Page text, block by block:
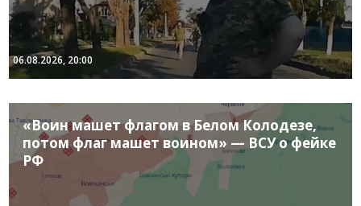
06.08.2026, 20:00
«Воин машет флагом в Белом Колодезе,
потом флаг машет воином» — ВСУ о фейке
РФ